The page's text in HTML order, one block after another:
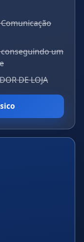
conseguindo um
DE LOJA